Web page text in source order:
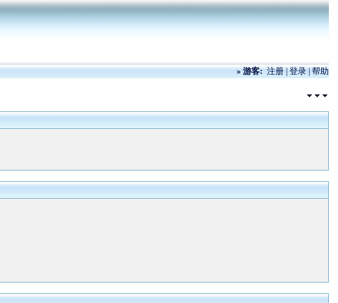
» 游客:注册|登录|帮助